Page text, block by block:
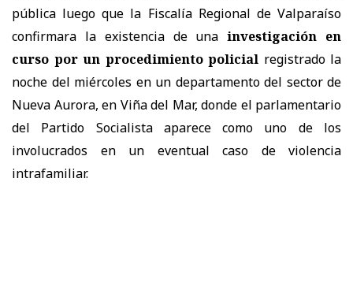
pública luego que la Fiscalía Regional de Valparaíso
confirmara la existencia de unainvestigación en
curso por un procedimiento policial registrado la
noche del miércoles en un departamento del sector de
Nueva Aurora, en Viña del Mar, donde el parlamentario
del Partido Socialista aparece como uno de los
involucrados en un eventual caso de violencia
intrafamiliar.